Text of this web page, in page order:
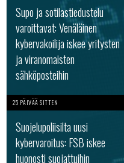
Supo ja sotilastiedustelu
varoittavat: Venäläinen
kybervakoilija iskee yritysten
ja viranomaisten
sähköposteihin
25 PÄIVÄÄ SITTEN
Suojelupoliisilta uusi
kybervaroitus: FSB iskee
huonosti suojattuihin